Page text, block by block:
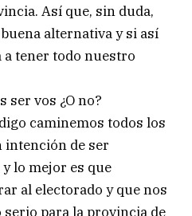
Así que, sin duda,
alternativa y si así
a tener todo nuestro
vos ¿O no?
caminemos todos los
intención de ser
lo mejor es que
al electorado y que nos
para la provincia de